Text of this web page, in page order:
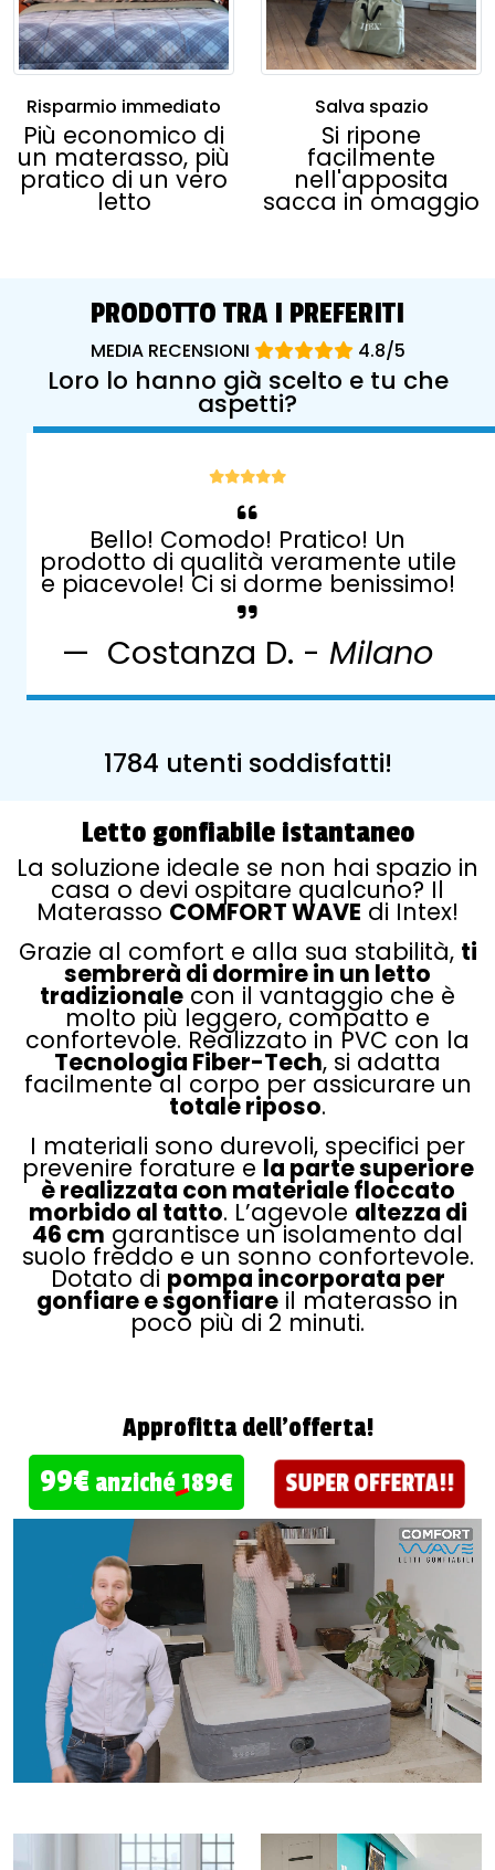
Risparmio immediato
Più economico di
un materasso, più
pratico di un vero
letto
Salva spazio
Si ripone
facilmente
nell'apposita
sacca in omaggio
PRODOTTO TRA I PREFERITI
MEDIA RECENSIONI 4.8/5
Loro lo hanno già scelto e tu che
aspetti?
Bello! Comodo! Pratico! Un
prodotto di qualità veramente utile
e piacevole! Ci si dorme benissimo!
Costanza D. - Milano
1784 utenti soddisfatti!
Letto gonfiabile istantaneo
La soluzione ideale se non hai spazio in
casa o devi ospitare qualcuno? Il
Materasso COMFORT WAVE di Intex!
Grazie al comfort e alla sua stabilità, ti
sembrerà di dormire in un letto
tradizionale con il vantaggio che è
molto più leggero, compatto e
confortevole. Realizzato in PVC con la
Tecnologia Fiber-Tech, si adatta
facilmente al corpo per assicurare un
totale riposo.
I materiali sono durevoli, specifici per
prevenire forature e la parte superiore
è realizzata con materiale floccato
morbido al tatto. L’agevole altezza di
46 cm garantisce un isolamento dal
suolo freddo e un sonno confortevole.
Dotato di pompa incorporata per
gonfiare e sgonfiare il materasso in
poco più di 2 minuti.
Approfitta dell'offerta!
99€anziché189€ SUPER OFFERTA!!